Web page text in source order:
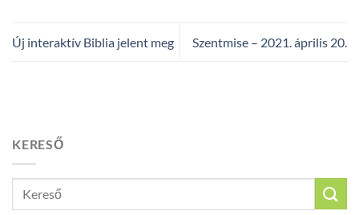
Új interaktív Biblia jelent meg Szentmise – 2021. április 20.
KERESŐ